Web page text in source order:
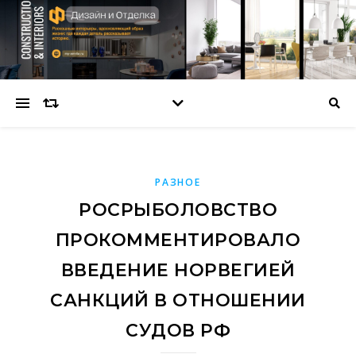
РАЗНОЕ
РОСРЫБОЛОВСТВО
ПРОКОММЕНТИРОВАЛО
ВВЕДЕНИЕ НОРВЕГИЕЙ
САНКЦИЙ В ОТНОШЕНИИ
СУДОВ РФ